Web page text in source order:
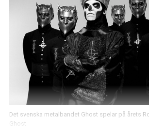
Det svenska metalbandet Ghost spelar på årets
Ghost